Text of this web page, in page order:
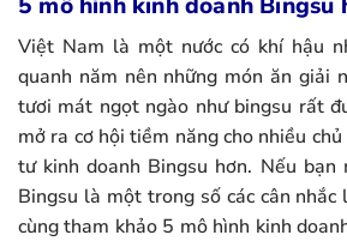
Việt Nam là một nước có khí hậu
quanh năm nên những món ăn giải
tươi mát ngọt ngào như bingsu rất
mở ra cơ hội tiềm năng cho nhiều
tư kinh doanh Bingsu hơn. Nếu bạn
Bingsu là một trong số các cân nhắc
cùng tham khảo 5 mô hình kinh